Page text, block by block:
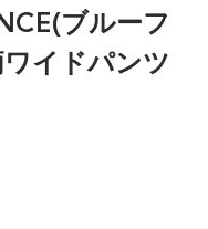
ブルーフ
イドパンツ